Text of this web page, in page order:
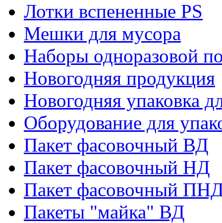
Лотки вспененные PS
Мешки для мусора
Наборы одноразовой
Новогодняя продукция
Новогодняя упаковка
Оборудование для
Пакет фасовочный ВД
Пакет фасовочный НД
Пакет фасовочный
Пакеты "майка" ВД